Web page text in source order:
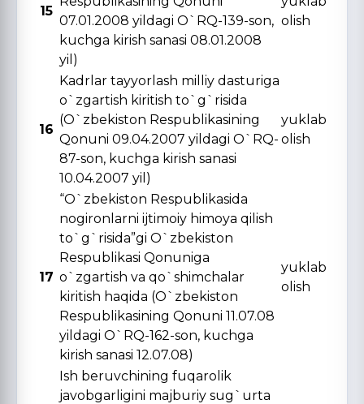
15
07.01.2008 yildagi O`RQ-139-son,
kuchga kirish sanasi 08.01.2008
yil)
olish
16
Kadrlar tayyorlash milliy dasturiga
o`zgartish kiritish to`g`risida
(O`zbekiston Respublikasining
Qonuni 09.04.2007 yildagi O`RQ-
87-son, kuchga kirish sanasi
10.04.2007 yil)
yuklab
olish
17
“O`zbekiston Respublikasida
nogironlarni ijtimoiy himoya qilish
to`g`risida”gi O`zbekiston
Respublikasi Qonuniga
o`zgartish va qo`shimchalar
kiritish haqida (O`zbekiston
Respublikasining Qonuni 11.07.08
yildagi O`RQ-162-son, kuchga
kirish sanasi 12.07.08)
yuklab
olish
Ish beruvchining fuqarolik
javobgarligini majburiy sug`urta